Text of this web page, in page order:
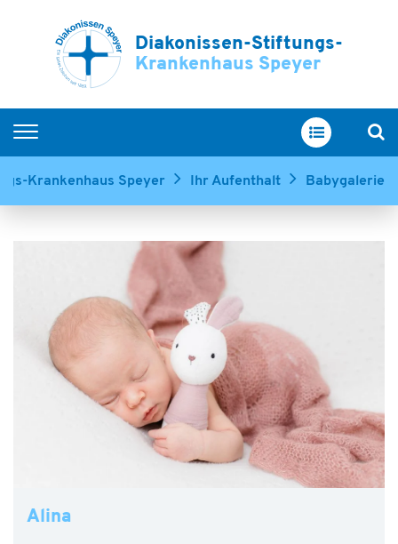
Diakonissen-Stiftungs-
Krankenhaus Speyer
Home
Ihr Aufenthalt
Über uns
Ausbildung & Karriere
Krankenhaus Speyer Ihr Aufenthalt Babygalerie
Alina